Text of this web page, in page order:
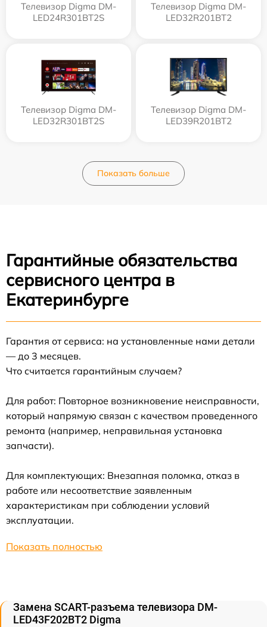
Телевизор Digma DM-
LED24R301BT2S
Телевизор Digma DM-
LED32R201BT2
Телевизор Digma DM-
LED32R301BT2S
Телевизор Digma DM-
LED39R201BT2
Показать больше
Гарантийные обязательства
сервисного центра в
Екатеринбурге
Гарантия от сервиса: на установленные нами детали
— до 3 месяцев.
Что считается гарантийным случаем?
Для работ: Повторное возникновение неисправности,
который напрямую связан с качеством проведенного
ремонта (например, неправильная установка
запчасти).
Для комплектующих: Внезапная поломка, отказ в
работе или несоответствие заявленным
характеристикам при соблюдении условий
эксплуатации.
Показать полностью
Замена SCART-разъема телевизора DM-
LED43F202BT2 Digma